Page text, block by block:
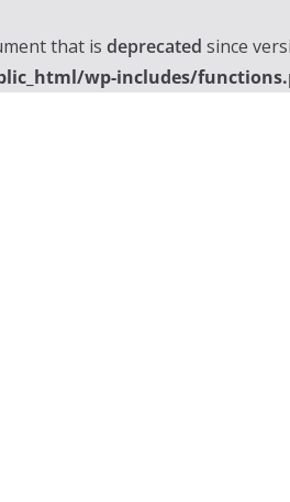
that is deprecated since
wp-includes/